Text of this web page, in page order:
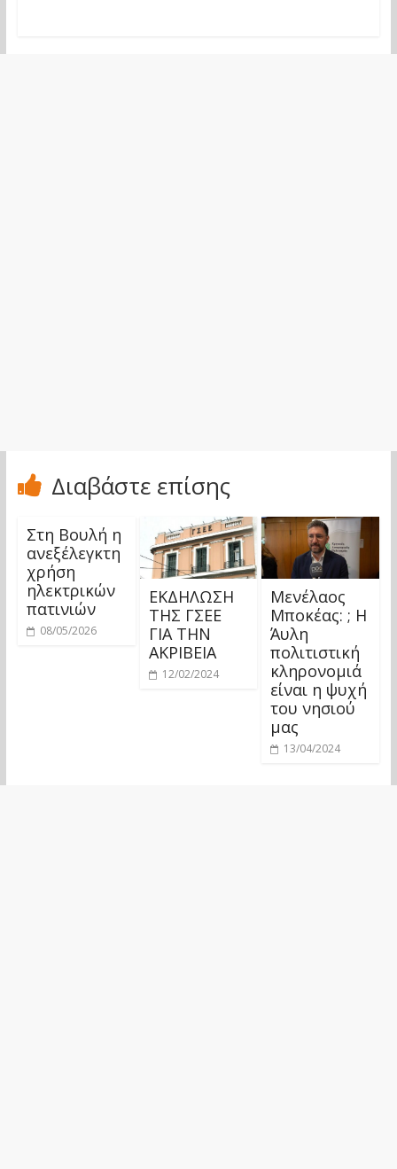
Διαβάστε επίσης
Στη Βουλή η
ανεξέλεγκτη
χρήση
ηλεκτρικών
πατινιών
08/05/2026
ΕΚΔΗΛΩΣΗ
ΤΗΣ ΓΣΕΕ
ΓΙΑ ΤΗΝ
ΑΚΡΙΒΕΙΑ
12/02/2024
Μενέλαος
Μποκέας: ; Η
Άυλη
πολιτιστική
κληρονομιά
είναι η ψυχή
του νησιού
μας
13/04/2024